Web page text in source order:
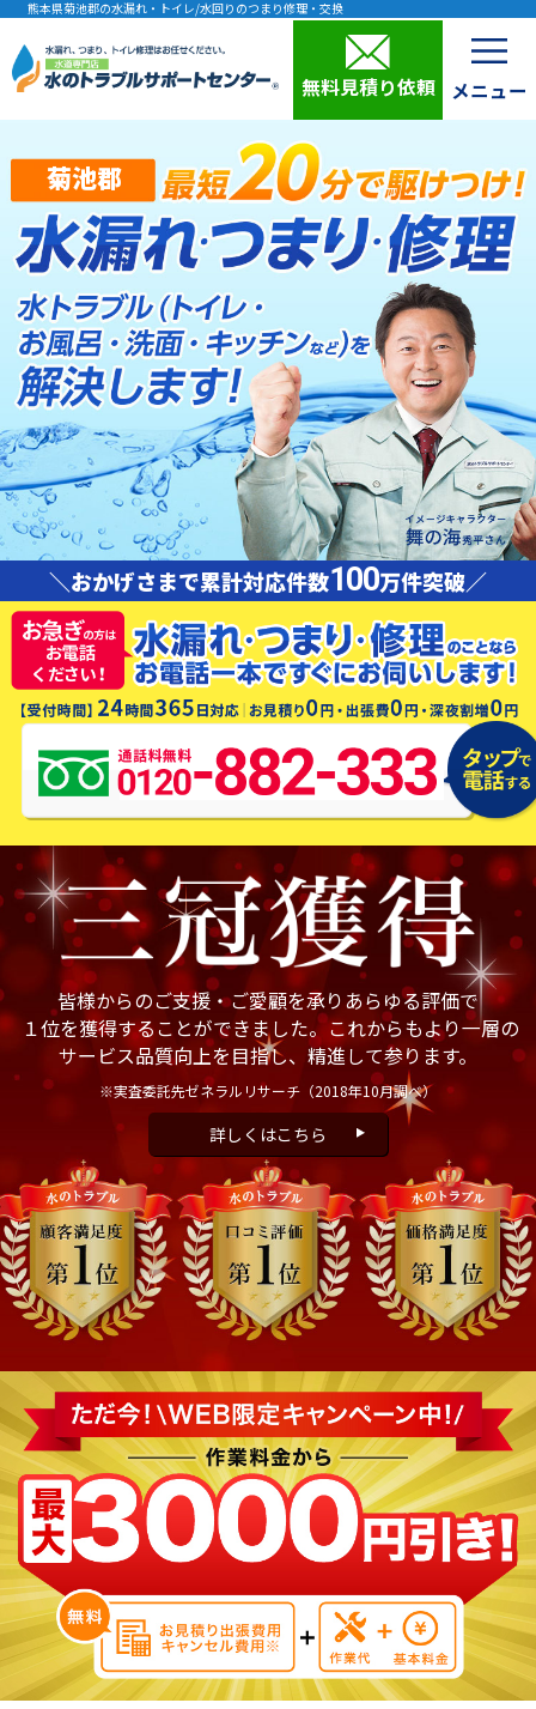
熊本県菊池郡の水漏れ・トイレ/水回りのつまり修理・交換
無料見積り依頼
菊池郡
＼おかげさまで累計対応件数100万件突破／
皆様からのご支援・ご愛顧を承りあらゆる評価で
１位を獲得することができました。これからもより一層の
サービス品質向上を目指し、精進して参ります。
※実査委託先ゼネラルリサーチ （2018年10月調べ）
詳しくはこちら